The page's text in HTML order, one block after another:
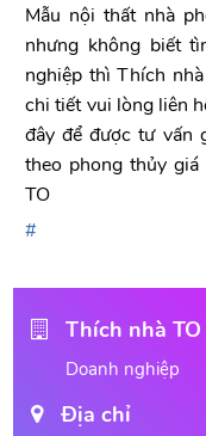
Mẫu nội thất nhà
nhưng không biết
nghiệp thì Thích
chi tiết vui lòng liên
đây để được tư vấn
theo phong thủy
TO
Thích nhà TO
Doanh nghiệp
Địa chỉ